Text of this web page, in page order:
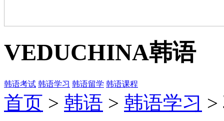
VEDUCHINA韩语
韩语考试 韩语学习 韩语留学 韩语课程
首页 > 韩语 > 韩语学习 >